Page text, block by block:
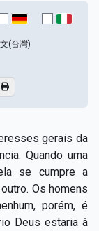
(台灣)
gerais da
Quando uma
se cumpre a
Os homens
porém, é
Deus estaria à